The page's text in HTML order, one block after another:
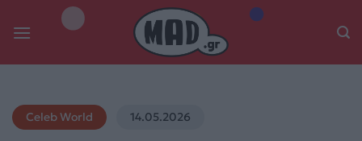
Celeb World 14.05.2026